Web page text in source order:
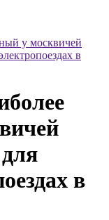
у москвичей
в
в